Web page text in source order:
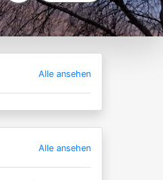
Alle ansehen
Alle ansehen